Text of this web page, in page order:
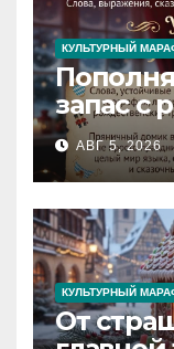
КУЛЬТУРНЫЙ
запас с
вместе
АВГ 5, 2026
КУЛЬТУРНЫЙ
От